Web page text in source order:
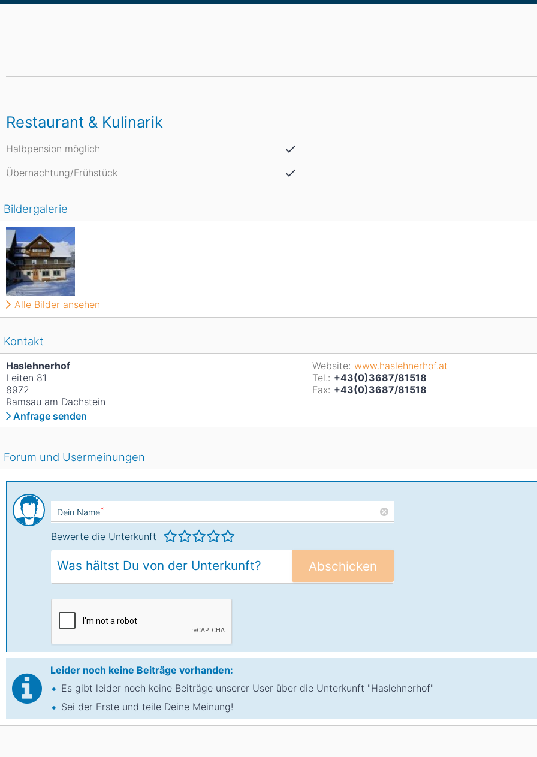
Restaurant & Kulinarik
Halbpension möglich
Übernachtung/Frühstück
Kontakt
Haslehnerhof
Leiten 81
8972
Ramsau am Dachstein
Anfrage senden
Website: www.haslehnerhof.at
Tel.: +43(0)3687/81518
Fax: +43(0)3687/81518
Bildergalerie
Alle Bilder ansehen
Forum und Usermeinungen
Dein Name*
Bewerte die Unterkunft
Abschicken
Leider noch keine Beiträge vorhanden:
Es gibt leider noch keine Beiträge unserer User über die Unterkunft "Haslehnerhof"
Sei der Erste und teile Deine Meinung!